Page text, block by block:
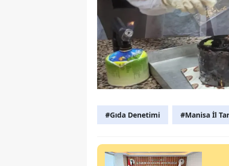
#Gıda Denetimi #Manisa İl